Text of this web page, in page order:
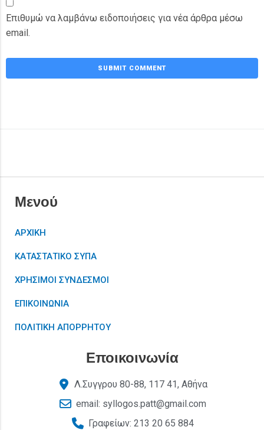
Επιθυμώ να λαμβάνω ειδοποιήσεις για νέα άρθρα μέσω
email.
Μενού
ΑΡΧΙΚΗ
ΚΑΤΑΣΤΑΤΙΚΟ ΣΥΠΑ
ΧΡΗΣΙΜΟΙ ΣΥΝΔΕΣΜΟΙ
ΕΠΙΚΟΙΝΩΝΙΑ
ΠΟΛΙΤΙΚΗ ΑΠΟΡΡΗΤΟΥ
Εποικοινωνία
Λ.Συγγρου 80-88, 117 41, Αθήνα
email: syllogos.patt@gmail.com
Γραφείων: 213 20 65 884